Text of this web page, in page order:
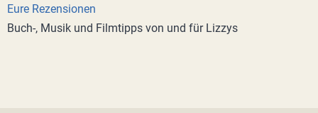
Eure Rezensionen
Buch-, Musik und Filmtipps von und für Lizzys